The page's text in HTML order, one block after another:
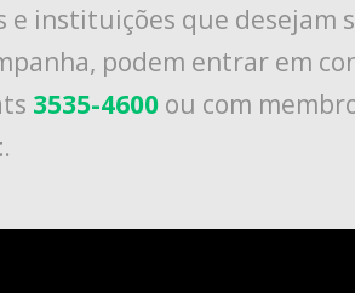
e instituições que desejam
podem entrar em
3535-4600 ou com
.